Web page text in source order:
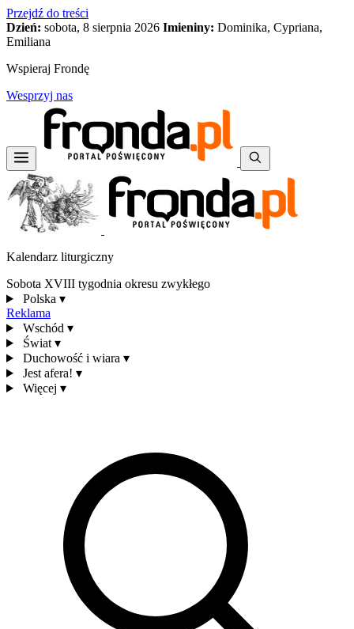
Przejdź do treści
Dzień: sobota, 8 sierpnia 2026 Imieniny: Dominika, Cypriana,
Emiliana
Wspieraj Frondę
Wesprzyj nas
Kalendarz liturgiczny
Sobota XVIII tygodnia okresu zwykłego
Polska ▾
Reklama
Wschód ▾
Świat ▾
Duchowość i wiara ▾
Jest afera! ▾
Więcej ▾